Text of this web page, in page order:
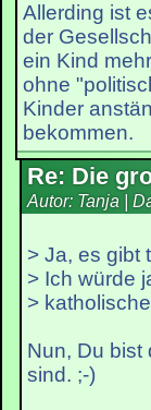
Allerding ist
der
ein Kind
ohne
Kinder
bekommen.
Re: Die
Autor: Tanja |
> Ja, es gibt
> Ich würde
>
Nun, Du bist
sind. ;-)